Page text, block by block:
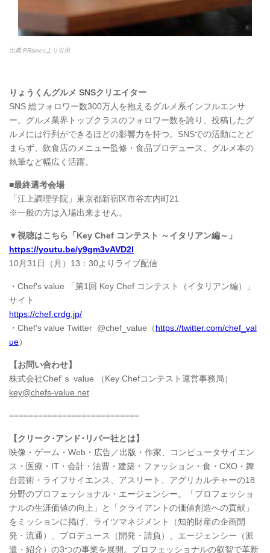
出典:PRtimesより引用
りょうくんグルメ SNSクリエイター
SNS 総フォロワー数300万人を抱えるグルメ系インフルエンサ
ー。グルメ業界トップクラスのフォロワー数を誇り、投稿したグ
ルメには行列ができるほどの影響力を持つ。SNSでの活動にとど
まらず、飲食店のメニュー監修・食品プロデュース、グルメ本の
執筆など幅広く活躍。
■最終選考会場
「江上調理学院」東京都新宿区市谷左内町21
※一般の方は入場出来ません。
▼視聴はこちら「Key Chef コンテスト ～イタリアン編～」
https://youtu.be/y9gm3vAVD2I
10月31日（月）13：30よりライブ配信
・Chef’s value 「第1回 Key Chef コンテスト（イタリアン編）」
サイト
https://chef.crdg.jp/
・Chef’s value Twitter @chef_value（https://twitter.com/chef_val
ue）
【お問い合わせ】
株式会社Chef’ｓ value （Key Chefコンテスト運営事務局）
key@chefs-value.net
===========================
【クリーク･アンド･リバー社とは】
映像・ゲーム・Web・広告／出版・作家、コンピュータサイエン
ス・医療・IT・会計・法曹・建築・ファッション・食・CXO・舞
台芸術・ライフサイエンス、アスリート、アグリカルチャーの18
分野のプロフェッショナル・エージェンシー。「プロフェッショ
ナルの生涯価値の向上」と「クライアントの価値創造への貢献」
をミッションに掲げ、ライツマネジメント（知的財産の企画開
発・流通）、プロデュース（開発・請負）、エージェンシー（派
遣・紹介）の3つの事業を展開。プロフェッショナルの叡智で革新